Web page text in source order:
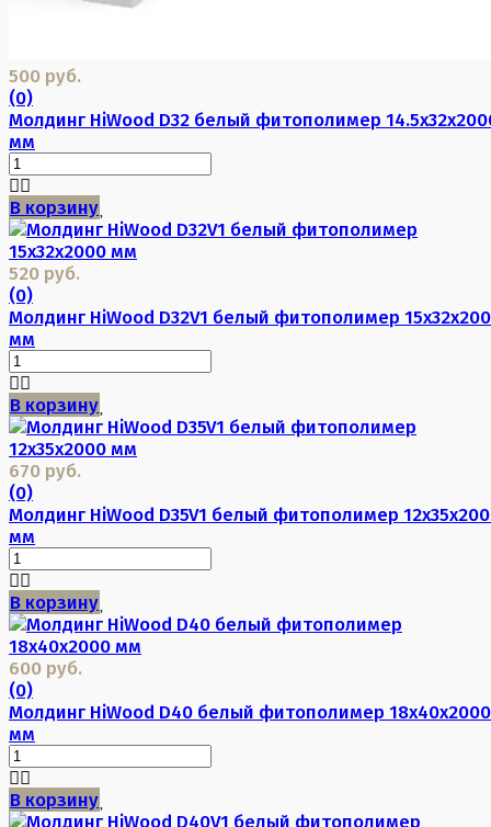
500 руб.
(0)
Молдинг HiWood D32 белый фитополимер
мм
В корзину
520 руб.
(0)
Молдинг HiWood D32V1 белый фитополимер
мм
В корзину
670 руб.
(0)
Молдинг HiWood D35V1 белый фитополимер
мм
В корзину
600 руб.
(0)
Молдинг HiWood D40 белый фитополимер 18х40х2000
мм
В корзину